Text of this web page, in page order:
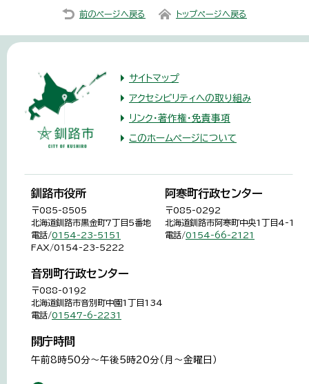
前のページへ戻る トップページへ戻る
サイトマップ
アクセシビリティへの取り組み
リンク・著作権・免責事項
このホームページについて
釧路市役所
〒085-8505
北海道釧路市黒金町7丁目5番地
電話/0154-23-5151
FAX/0154-23-5222
阿寒町行政センター
〒085-0292
北海道釧路市阿寒町中央1丁目4-1
電話/0154-66-2121
音別町行政センター
〒088-0192
北海道釧路市音別町中園1丁目134
電話/01547-6-2231
開庁時間
午前8時50分～午後5時20分（月～金曜日）